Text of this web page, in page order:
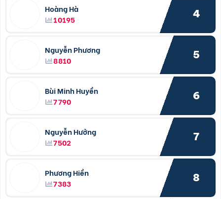
Hoàng Hà
10195
4
Nguyễn Phương
8810
5
Bùi Minh Huyền
7790
6
Nguyễn Hưởng
7502
7
Phương Hiền
7383
8